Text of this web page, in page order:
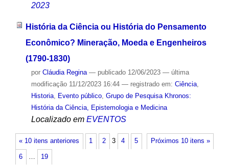
2023
História da Ciência ou História do Pensamento
Econômico? Mineração, Moeda e Engenheiros
(1790-1830)
por Cláudia Regina — publicado12/06/2023 — última
modificação11/12/2023 16:44 — registrado em: Ciência,
Historia, Evento público, Grupo de Pesquisa Khronos:
História da Ciência, Epistemologia e Medicina
Localizado em EVENTOS
« 10 itens anteriores Próximos 10 itens »
1 2 3 4 5
6 … 19